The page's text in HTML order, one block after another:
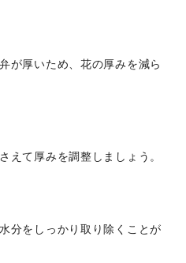
が厚いため、花の厚みを減ら
えて厚みを調整しましょう。
分をしっかり取り除くことが